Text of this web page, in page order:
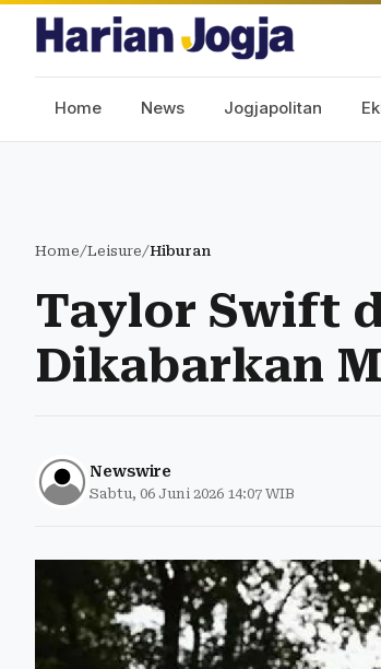
Home News Jogjapolitan
Home/Leisure/Hiburan
Taylor Swift
Dikabarkan
Newswire
Sabtu, 06 Juni 2026 14:07 WIB